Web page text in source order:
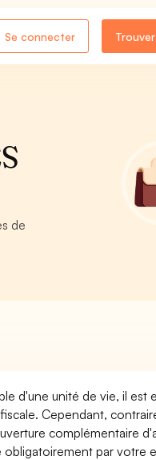
Se connecter
de
d'une unité de vie, il est
Cependant,
complémentaire
par votre